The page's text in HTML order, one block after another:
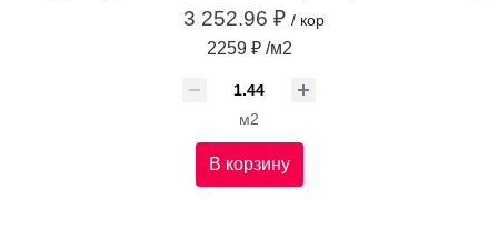
3 252.96 ₽ / кор
2259 ₽ /м2
м2
В корзину